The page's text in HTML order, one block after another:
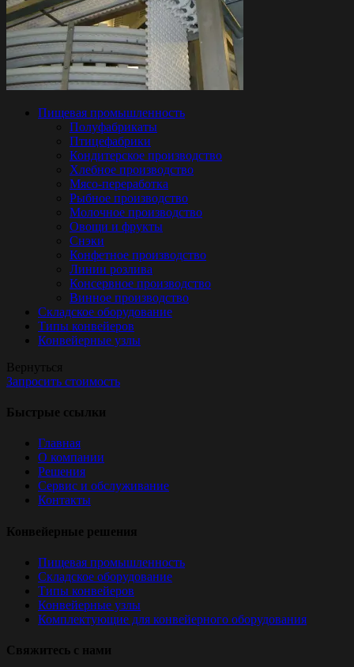
Пищевая промышленность
Полуфабрикаты
Птицефабрики
Кондитерское производство
Хлебное производство
Мясо-переработка
Рыбное производство
Молочное производство
Овощи и фрукты
Снэки
Конфетное производство
Линии розлива
Консервное производство
Винное производство
Складское оборудование
Типы конвейеров
Конвейерные узлы
Вернуться
Запросить стоимость
Быстрые ссылки
Главная
О компании
Решения
Сервис и обслуживание
Контакты
Конвейерные решения
Пищевая промышленность
Складское оборудование
Типы конвейеров
Конвейерные узлы
Комплектующие для конвейерного оборудования
Свяжитесь с нами